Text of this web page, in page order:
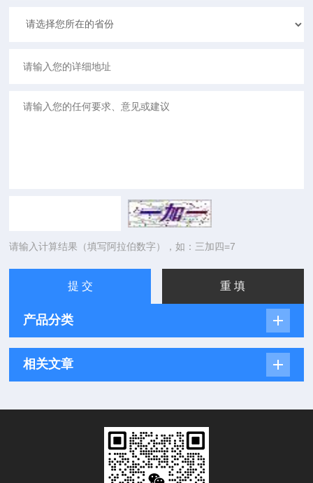
请输入计算结果（填写阿拉伯数字），如：三加四=7
产品分类
相关文章